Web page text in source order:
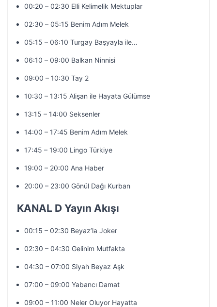
00:20 – 02:30 Elli Kelimelik Mektuplar
02:30 – 05:15 Benim Adım Melek
05:15 – 06:10 Turgay Başyayla ile…
06:10 – 09:00 Balkan Ninnisi
09:00 – 10:30 Tay 2
10:30 – 13:15 Alişan ile Hayata Gülümse
13:15 – 14:00 Seksenler
14:00 – 17:45 Benim Adım Melek
17:45 – 19:00 Lingo Türkiye
19:00 – 20:00 Ana Haber
20:00 – 23:00 Gönül Dağı Kurban
KANAL D Yayın Akışı
00:15 – 02:30 Beyaz’la Joker
02:30 – 04:30 Gelinim Mutfakta
04:30 – 07:00 Siyah Beyaz Aşk
07:00 – 09:00 Yabancı Damat
09:00 – 11:00 Neler Oluyor Hayatta